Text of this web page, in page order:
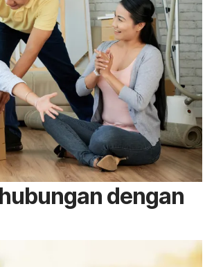
dengan